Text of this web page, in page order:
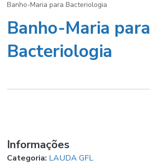
Banho-Maria para Bacteriologia
Banho-Maria para
Bacteriologia
Informações
Categoria: LAUDA GFL